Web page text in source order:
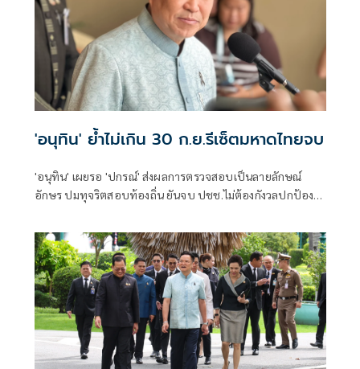
'อนุทิน' ย้ำไม่เกิน 30 ก.ย.รีเซ็ตมหาดไทยจบ
'อนุทิน' เผยรอ 'ปกรณ์' ส่งผลการตรวจสอบเป็นลายลักษณ์
อักษร ปมทุจริตสอบท้องถิ่น ยันจบ ปชช.ไม่ต้องกังวลปกป้อง
เต้นได้ ชี้รีเซ็ต มท.จบใน ก.ย.นี้